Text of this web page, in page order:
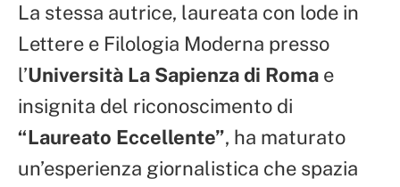
La stessa autrice, laureata con lode in
Lettere e Filologia Moderna presso
l’Università La Sapienza di Roma e
insignita del riconoscimento di
“Laureato Eccellente”, ha maturato
un’esperienza giornalistica che spazia